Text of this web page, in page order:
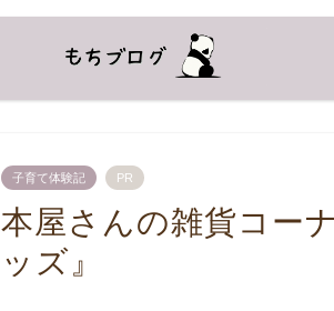
子育て体験記 PR
本屋さんの雑貨コー
ッズ』